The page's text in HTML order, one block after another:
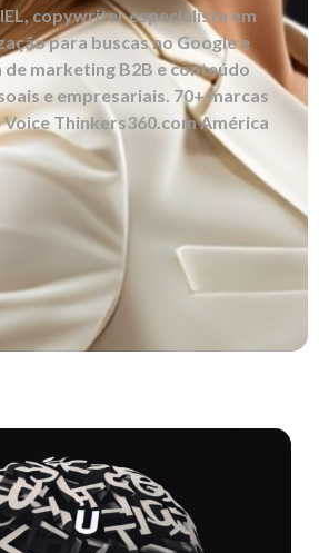
copywriter especialista em
para buscas no Google e
marketing B2B e conteúdo
e empresariais. 70+ marcas
Thinkers360.com América